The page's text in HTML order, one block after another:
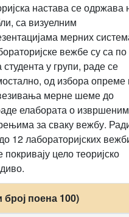
настава се одржава
са визуелним
мерних
вежбе су са по
студента у групи, раде се
од избора опреме
мерне шеме до
елабората о извршеним
за сваку вежбу.
12 лабораторијских
покривају цело теоријско
поена 100)